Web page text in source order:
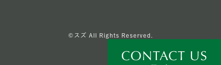
©スズ All Rights Reserved.